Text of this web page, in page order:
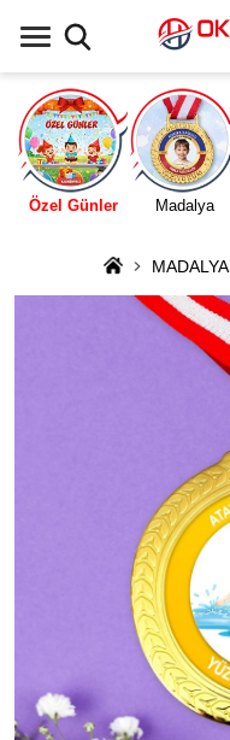
Özel Günler Madalya
MADALYA